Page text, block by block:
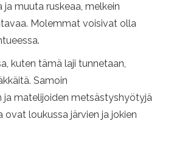
ja muuta ruskeaa, melkein
Molemmat voisivat olla
kuten tämä laji tunnetaan,
Samoin
ja matelijoiden metsästyshyötyjä
ovat loukussa järvien ja jokien